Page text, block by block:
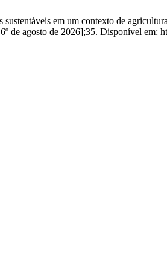
em um contexto de
de agosto de 2026];35. Disponível em: